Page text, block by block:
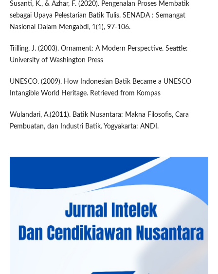
Susanti, K., & Azhar, F. (2020). Pengenalan Proses Membatik
sebagai Upaya Pelestarian Batik Tulis. SENADA : Semangat
Nasional Dalam Mengabdi, 1(1), 97-106.
Trilling, J. (2003). Ornament: A Modern Perspective. Seattle:
University of Washington Press
UNESCO. (2009). How Indonesian Batik Became a UNESCO
Intangible World Heritage. Retrieved from Kompas
Wulandari, A.(2011). Batik Nusantara: Makna Filosofis, Cara
Pembuatan, dan Industri Batik. Yogyakarta: ANDI.